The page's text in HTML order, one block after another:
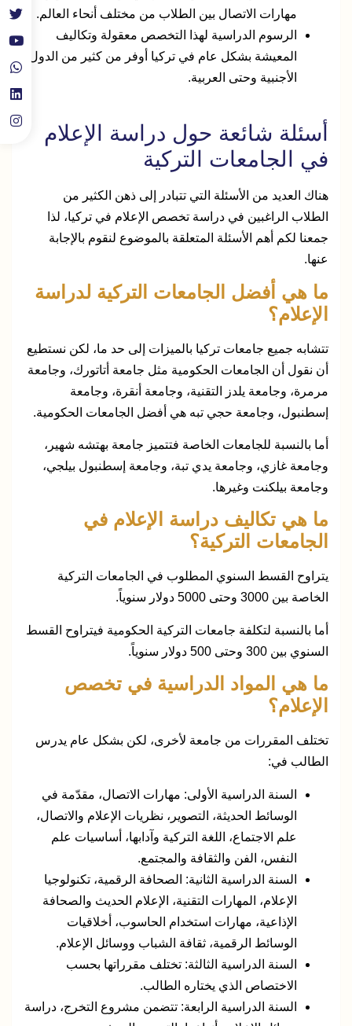
مهارات الاتصال بين الطلاب من مختلف أنحاء العالم.
الرسوم الدراسية لهذا التخصص معقولة وتكاليف
المعيشة بشكل عام في تركيا أوفر من كثير من الدول
الأجنبية وحتى العربية.
أسئلة شائعة حول دراسة الإعلام
في الجامعات التركية
هناك العديد من الأسئلة التي تتبادر إلى ذهن الكثير من
الطلاب الراغبين في دراسة تخصص الإعلام في تركيا، لذا
جمعنا لكم أهم الأسئلة المتعلقة بالموضوع لنقوم بالإجابة
عنها.
ما هي أفضل الجامعات التركية لدراسة
الإعلام؟
تتشابه جميع جامعات تركيا بالميزات إلى حد ما، لكن نستطيع
أن نقول أن الجامعات الحكومية مثل جامعة أتاتورك، وجامعة
مرمرة، وجامعة يلدز التقنية، وجامعة أنقرة، وجامعة
إسطنبول، وجامعة حجي تبه هي أفضل الجامعات الحكومية.
أما بالنسبة للجامعات الخاصة فتتميز جامعة بهتشه شهير،
وجامعة غازي، وجامعة يدي تبة، وجامعة إسطنبول بيلجي،
وجامعة بيلكنت وغيرها.
ما هي تكاليف دراسة الإعلام في
الجامعات التركية؟
يتراوح القسط السنوي المطلوب في الجامعات التركية
الخاصة بين 3000 وحتى 5000 دولار سنوياً.
أما بالنسبة لتكلفة جامعات التركية الحكومية فيتراوح القسط
السنوي بين 300 وحتى 500 دولار سنوياً.
ما هي المواد الدراسية في تخصص
الإعلام؟
تختلف المقررات من جامعة لأخرى، لكن بشكل عام يدرس
الطالب في:
السنة الدراسية الأولى: مهارات الاتصال، مقدّمة في
الوسائط الحديثة، التصوير، نظريات الإعلام والاتصال،
علم الاجتماع، اللغة التركية وآدابها، أساسيات علم
النفس، الفن والثقافة والمجتمع.
السنة الدراسية الثانية: الصحافة الرقمية، تكنولوجيا
الإعلام، المهارات التقنية، الإعلام الحديث والصحافة
الإذاعية، مهارات استخدام الحاسوب، أخلاقيات
الوسائط الرقمية، ثقافة الشباب ووسائل الإعلام.
السنة الدراسية الثالثة: تختلف مقرراتها بحسب
الاختصاص الذي يختاره الطالب.
السنة الدراسية الرابعة: تتضمن مشروع التخرج، دراسة